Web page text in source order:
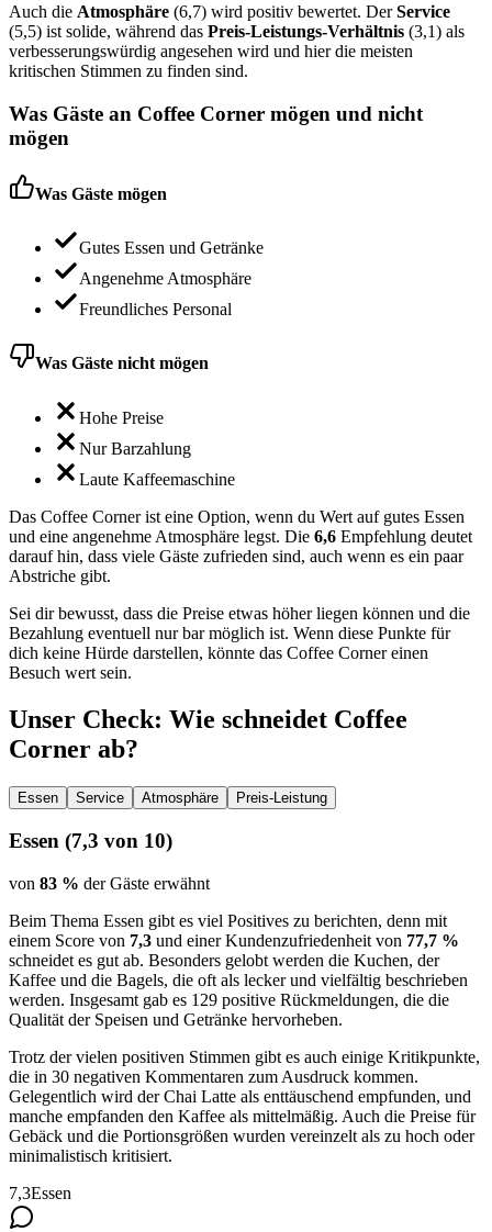
Auch die Atmosphäre (6,7) wird positiv bewertet. DerService
(5,5) ist solide, während das Preis-Leistungs-Verhältnis (3,1) als
verbesserungswürdig angesehen wird und hier die meisten
kritischen Stimmen zu finden sind.
Was Gäste an Coffee Corner mögen und nicht
mögen
Was Gäste mögen
Gutes Essen und Getränke
Angenehme Atmosphäre
Freundliches Personal
Was Gäste nicht mögen
Hohe Preise
Nur Barzahlung
Laute Kaffeemaschine
Das Coffee Corner ist eine Option, wenn du Wert auf gutes Essen
und eine angenehme Atmosphäre legst. Die 6,6 Empfehlung deutet
darauf hin, dass viele Gäste zufrieden sind, auch wenn es ein paar
Abstriche gibt.
Sei dir bewusst, dass die Preise etwas höher liegen können und die
Bezahlung eventuell nur bar möglich ist. Wenn diese Punkte für
dich keine Hürde darstellen, könnte das Coffee Corner einen
Besuch wert sein.
Unser Check: Wie schneidet Coffee
Corner ab?
Essen Service Atmosphäre Preis-Leistung
Essen (7,3 von 10)
von 83 % der Gäste erwähnt
Beim Thema Essen gibt es viel Positives zu berichten, denn mit
einem Score von 7,3 und einer Kundenzufriedenheit von 77,7 %
schneidet es gut ab. Besonders gelobt werden die Kuchen, der
Kaffee und die Bagels, die oft als lecker und vielfältig beschrieben
werden. Insgesamt gab es 129 positive Rückmeldungen, die die
Qualität der Speisen und Getränke hervorheben.
Trotz der vielen positiven Stimmen gibt es auch einige Kritikpunkte,
die in 30 negativen Kommentaren zum Ausdruck kommen.
Gelegentlich wird der Chai Latte als enttäuschend empfunden, und
manche empfanden den Kaffee als mittelmäßig. Auch die Preise für
Gebäck und die Portionsgrößen wurden vereinzelt als zu hoch oder
minimalistisch kritisiert.
7,3Essen